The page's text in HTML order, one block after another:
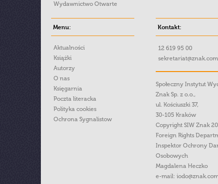
Wydawnictwo Otwarte
Menu:
Aktualności
Książki
Autorzy
O nas
Księgarnia
Poczta literacka
Polityka cookies
Ochrona Sygnalistow
Kontakt:
12 619 95 00
Społeczny Instytut
Znak Sp. z o.o.,
ul. Kościuszki 37,
30-105 Kraków
Copyright SIW Znak
Foreign Rights
Inspektor Ochrony
Osobowych
Magdalena Heczko
e-mail: